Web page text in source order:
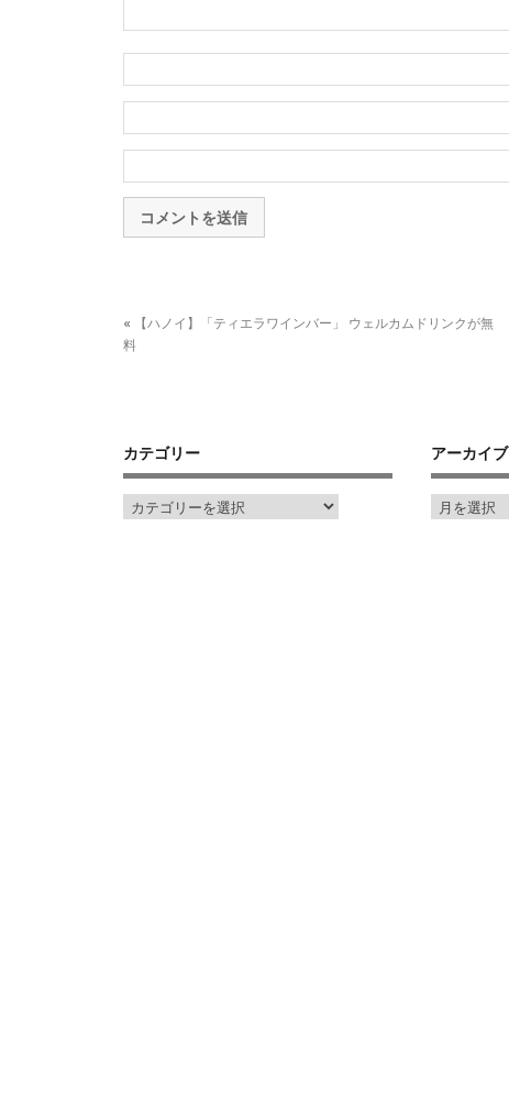
«
【ハノイ】「ティエラワインバー」 ウェルカムドリンクが無
料
カテゴリー アーカイブ